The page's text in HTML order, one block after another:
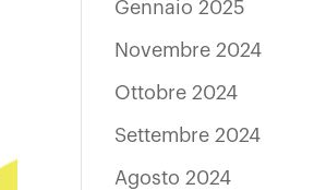
Gennaio 2025
Novembre 2024
Ottobre 2024
Settembre 2024
Agosto 2024